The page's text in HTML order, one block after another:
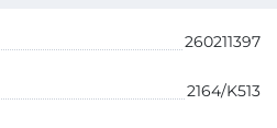
260211397
2164/K513